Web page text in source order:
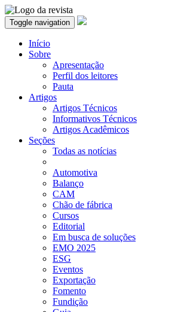
Toggle navigation
Início
Sobre
Apresentação
Perfil dos leitores
Pauta
Artigos
Artigos Técnicos
Informativos Técnicos
Artigos Acadêmicos
Seções
Todas as notícias
Automotiva
Balanço
CAM
Chão de fábrica
Cursos
Editorial
Em busca de soluções
EMO 2025
ESG
Eventos
Exportação
Fomento
Fundição